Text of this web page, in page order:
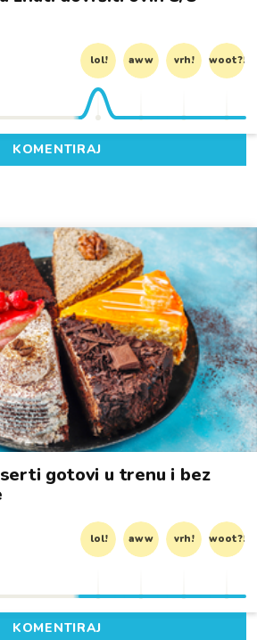
lol! aww vrh! woot?!
KOMENTIRAJ
gotovi u trenu i bez
lol! aww vrh! woot?!
KOMENTIRAJ